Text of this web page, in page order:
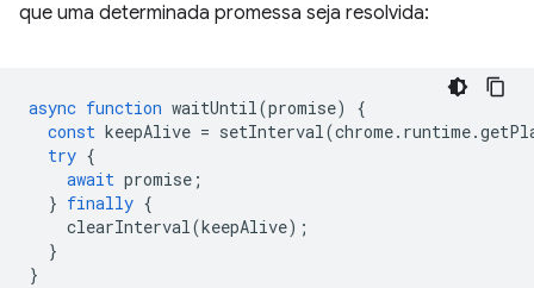
que uma determinada promessa seja resolvida:
async function waitUntil(promise)
{
const keepAlive = setInterval(chrome. runtime.
try {
await promise ;
} finally {
clearInterval(keepAlive);
}
}